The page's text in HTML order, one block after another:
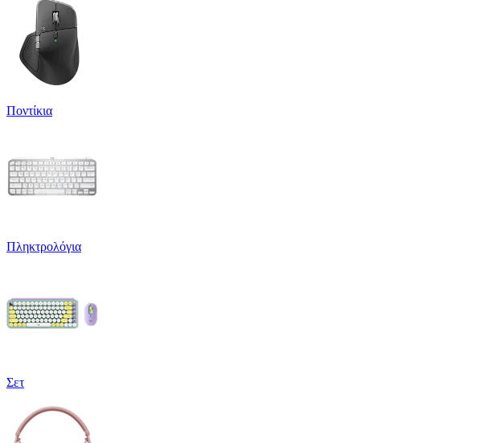
Ποντίκια
Πληκτρολόγια
Σετ